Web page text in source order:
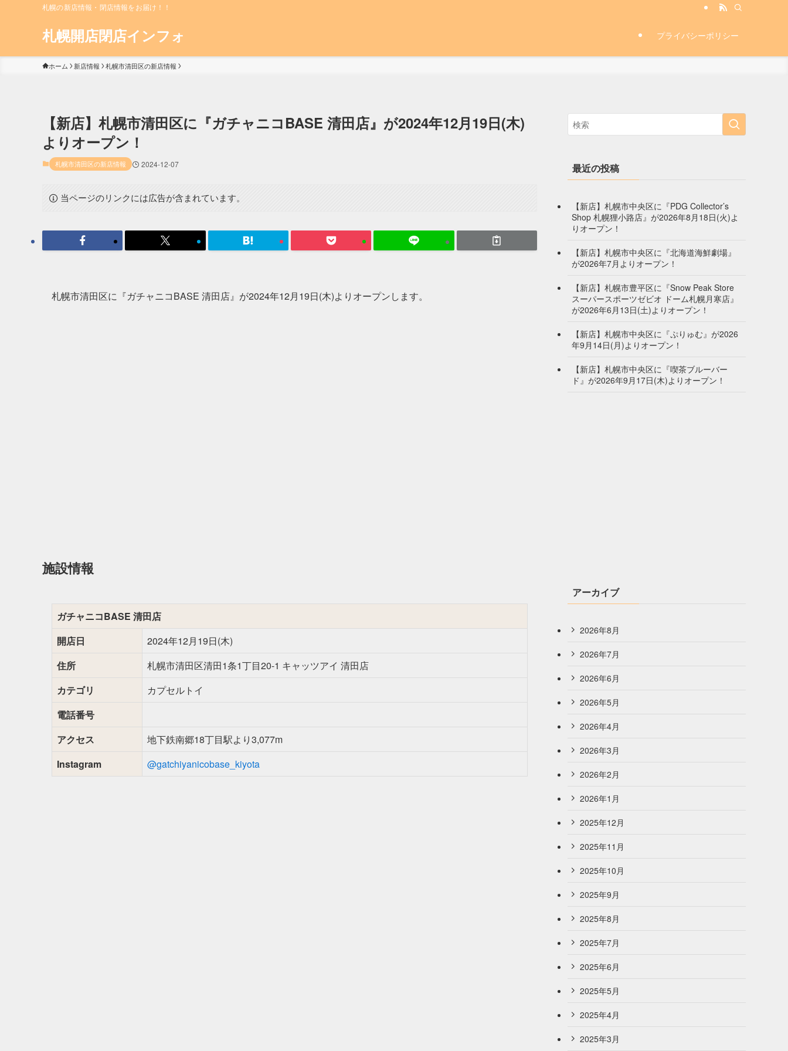
札幌の新店情報・閉店情報をお届け！！
札幌開店閉店インフォ プライバシーポリシー
ホーム 新店情報 札幌市清田区の新店情報
【新店】札幌市清田区に『ガチャニコBASE 清田店』が2024年12月19日(木)
よりオープン！
札幌市清田区の新店情報 2024-12-07
当ページのリンクには広告が含まれています。
札幌市清田区に『ガチャニコBASE 清田店』が2024年12月19日(木)よりオープンします。
施設情報
ガチャニコBASE 清田店
開店日
2024年12月19日(木)
住所
札幌市清田区清田1条1丁目20-1 キャッツアイ 清田店
カテゴリ
カプセルトイ
電話番号
アクセス
地下鉄南郷18丁目駅より3,077m
Instagram
@gatchiyanicobase_kiyota
最近の投稿
【新店】札幌市中央区に『PDG Collector’s
Shop 札幌狸小路店』が2026年8月18日(火)よ
りオープン！
【新店】札幌市中央区に『北海道海鮮劇場』
が2026年7月よりオープン！
【新店】札幌市豊平区に『Snow Peak Store
スーパースポーツゼビオ ドーム札幌月寒店』
が2026年6月13日(土)よりオープン！
【新店】札幌市中央区に『ぷりゅむ』が2026
年9月14日(月)よりオープン！
【新店】札幌市中央区に『喫茶ブルーバー
ド』が2026年9月17日(木)よりオープン！
アーカイブ
2026年8月
2026年7月
2026年6月
2026年5月
2026年4月
2026年3月
2026年2月
2026年1月
2025年12月
2025年11月
2025年10月
2025年9月
2025年8月
2025年7月
2025年6月
2025年5月
2025年4月
2025年3月